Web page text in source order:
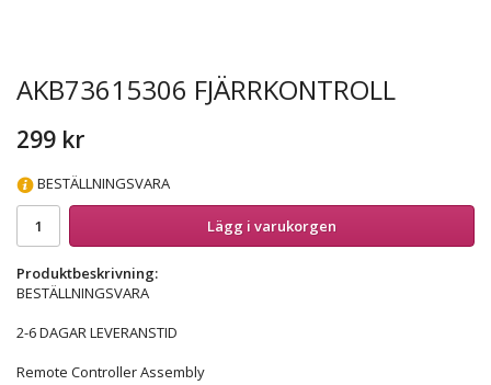
AKB73615306 FJÄRRKONTROLL
299 kr
BESTÄLLNINGSVARA
Lägg i varukorgen
Produktbeskrivning:
BESTÄLLNINGSVARA
2-6 DAGAR LEVERANSTID
Remote Controller Assembly